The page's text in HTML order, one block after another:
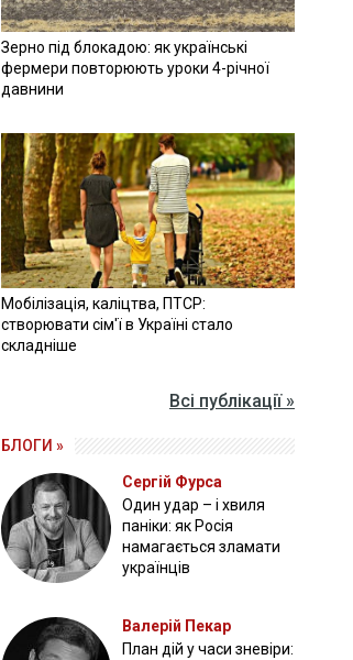
Зерно під блокадою: як українські
фермери повторюють уроки 4-річної
давнини
Мобілізація, каліцтва, ПТСР:
створювати сім'ї в Україні стало
складніше
Всі публікації »
БЛОГИ »
Сергій Фурса
Один удар – і хвиля
паніки: як Росія
намагається зламати
українців
Валерій Пекар
План дій у часи зневіри: